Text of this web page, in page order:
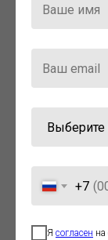
+7
Я согласен на